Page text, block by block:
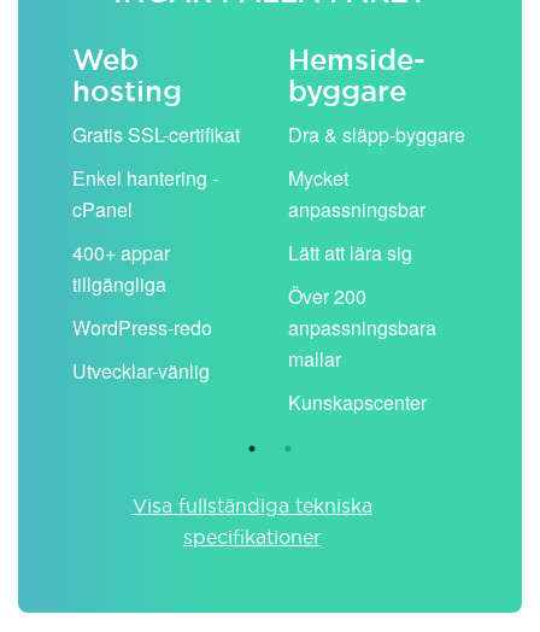
Web
hosting
Gratis SSL-certifikat
Enkel hantering -
cPanel
400+ appar
tillgängliga
WordPress-redo
Utvecklar-vänlig
Hemside­
byggare
Dra & släpp-byggare
Mycket
anpassningsbar
Lätt att lära sig
Över 200
anpassningsbara
mallar
Kunskapscenter
Visa fullständiga tekniska
specifikationer